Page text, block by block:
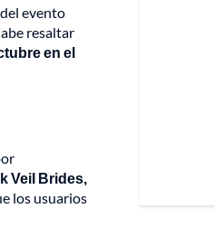
evento
resaltar
en el
Veil Brides,
los usuarios